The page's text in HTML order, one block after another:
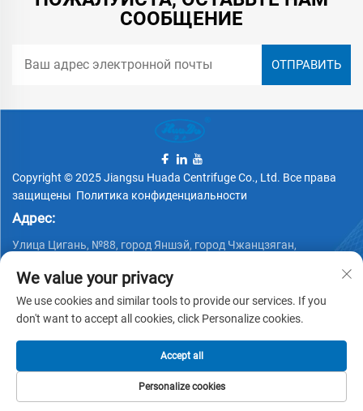
СООБЩЕНИЕ
Copyright © 2025 Jiangsu Huada Centrifuge Co., Ltd. Все права
защищены Политика конфиденциальности
Адрес:
Улица Цигань, №88, город Яншэй, город Чжанцзяган,
Телефон:
+86 15162337620
Эл. почта:
[email protected]
We value your privacy
We use cookies and similar tools to provide our services. If you
don't want to accept all cookies, click Personalize cookies.
Personalize cookies
Accept all